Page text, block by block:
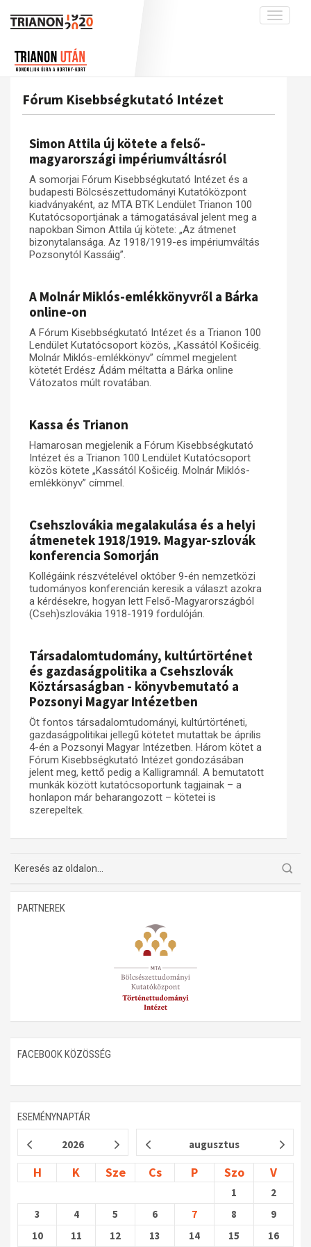
Toggle
interpretációk
A békerendszer megszilárdulása
Munkatársaink
Blog
Galéria
Adatbázis
Emlékművek (feltöltés alatt)
Menekültek
Visszhang
Publikációk
Kapcsolat
Trianon-kommentár
Műhelymunkák
Fórum Kisebbségkutató Intézet
Simon Attila új kötete a felső-
magyarországi impériumváltásról
A somorjai Fórum Kisebbségkutató Intézet és a
budapesti Bölcsészettudományi Kutatóközpont
kiadványaként, az MTA BTK Lendület Trianon 100
Kutatócsoportjának a támogatásával jelent meg a
napokban Simon Attila új kötete: „Az átmenet
bizonytalansága. Az 1918/1919-es impériumváltás
Pozsonytól Kassáig”.
A Molnár Miklós-emlékkönyvről a Bárka
online-on
A Fórum Kisebbségkutató Intézet és a Trianon 100
Lendület Kutatócsoport közös, „Kassától Košicéig.
Molnár Miklós-emlékkönyv” címmel megjelent
kötetét Erdész Ádám méltatta a Bárka online
Vátozatos múlt rovatában.
Kassa és Trianon
Hamarosan megjelenik a Fórum Kisebbségkutató
Intézet és a Trianon 100 Lendület Kutatócsoport
közös kötete „Kassától Košicéig. Molnár Miklós-
emlékkönyv” címmel.
Csehszlovákia megalakulása és a helyi
átmenetek 1918/1919. Magyar-szlovák
konferencia Somorján
Kollégáink részvételével október 9-én nemzetközi
tudományos konferencián keresik a választ azokra
a kérdésekre, hogyan lett Felső-Magyarországból
(Cseh)szlovákia 1918-1919 fordulóján.
Társadalomtudomány, kultúrtörténet
és gazdaságpolitika a Csehszlovák
Köztársaságban - könyvbemutató a
Pozsonyi Magyar Intézetben
Öt fontos társadalomtudományi, kultúrtörténeti,
gazdaságpolitikai jellegű kötetet mutattak be április
4-én a Pozsonyi Magyar Intézetben. Három kötet a
Fórum Kisebbségkutató Intézet gondozásában
jelent meg, kettő pedig a Kalligramnál. A bemutatott
munkák között kutatócsoportunk tagjainak – a
honlapon már beharangozott – kötetei is
szerepeltek.
PARTNEREK
FACEBOOK KÖZÖSSÉG
ESEMÉNYNAPTÁR
2026 augusztus
H K Sze Cs P Szo V
1
2
3
4 5 6 7 8
9
10
11 12 13 14 15 16